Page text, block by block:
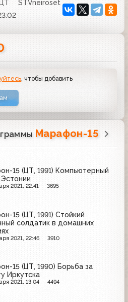
STVneiroset
, чтобы добавить
Марафон-15
15 (ЦТ, 1991) Компьютерный
2021, 22:41 3695
15 (ЦТ, 1991) Стойкий
солдатик в домашних
2021, 22:46 3910
15 (ЦТ, 1990) Борьба за
Иркутска
2021, 13:04 4494